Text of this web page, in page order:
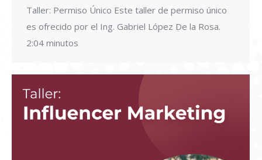
Taller: Permiso Único Este taller de permiso único
es ofrecido por el Ing. Gabriel López De la Rosa.
2:04 minutos